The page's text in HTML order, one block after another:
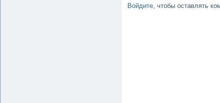
Войдите , чтобы оставлять